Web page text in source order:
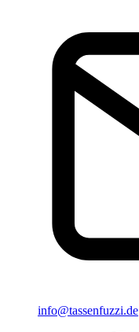
info@tassenfuzzi.de